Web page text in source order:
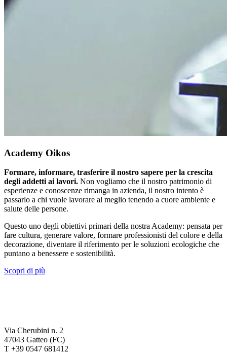
Academy Oikos
Formare, informare, trasferire il nostro sapere per la crescita
degli addetti ai lavori. Non vogliamo che il nostro patrimonio di
esperienze e conoscenze rimanga in azienda, il nostro intento è
passarlo a chi vuole lavorare al meglio tenendo a cuore ambiente e
salute delle persone.
Questo uno degli obiettivi primari della nostra Academy: pensata per
fare cultura, generare valore, formare professionisti del colore e della
decorazione, diventare il riferimento per le soluzioni ecologiche che
puntano a benessere e sostenibilità.
Scopri di più
Via Cherubini n. 2
47043 Gatteo (FC)
T +39 0547 681412